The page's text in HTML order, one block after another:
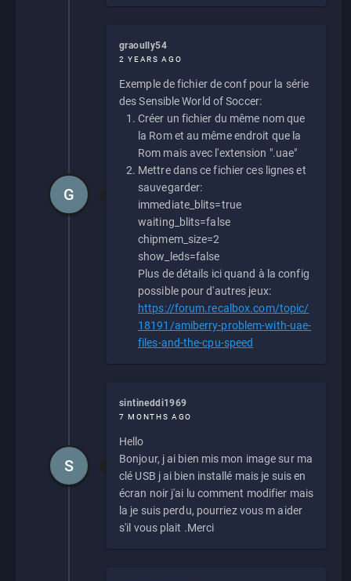
graoully54
2 YEARS AGO
Exemple de fichier de conf pour la série
des Sensible World of Soccer:
Créer un fichier du même nom que
la Rom et au même endroit que la
Rom mais avec l'extension ".uae"
Mettre dans ce fichier ces lignes et
sauvegarder:
immediate_blits=true
waiting_blits=false
chipmem_size=2
show_leds=false
Plus de détails ici quand à la config
possible pour d'autres jeux:
https://forum.recalbox.com/topic/
18191/amiberry-problem-with-uae-
files-and-the-cpu-speed
G
sintineddi1969
7 MONTHS AGO
Hello
Bonjour, j ai bien mis mon image sur ma
clé USB j ai bien installé mais je suis en
écran noir j'ai lu comment modifier mais
la je suis perdu, pourriez vous m aider
s'il vous plait .Merci
S